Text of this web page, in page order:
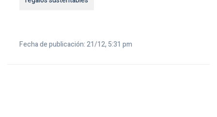
Fecha de publicación: 21/12, 5:31 pm